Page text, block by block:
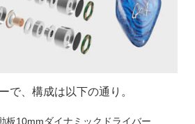
で、構成は以下の通り。
板10mmダイナミックドライバー